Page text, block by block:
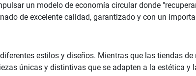
un modelo de economía circular donde
de excelente calidad, garantizado y con un
estilos y diseños. Mientras que las tiendas
únicas y distintivas que se adapten a la estética y